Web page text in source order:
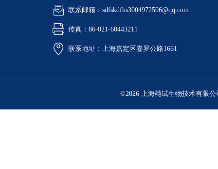
联系邮箱：sdfskdfhs3004972506@qq.com
传真：86-021-60443211
联系地址：上海嘉定区嘉罗公路1661
©2026 上海莼试生物技术有限